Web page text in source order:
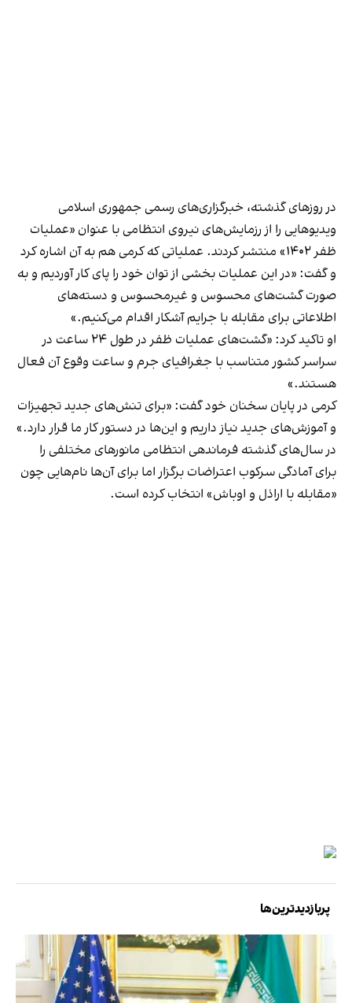
در روزهای گذشته، خبرگزاری‌های رسمی جمهوری اسلامی
ویدیوهایی را از رزمایش‌های نیروی انتظامی با عنوان «عملیات
ظفر ۱۴۰۲» منتشر کردند. عملیاتی که کرمی هم به آن اشاره کرد
و گفت: «در این عملیات بخشی از توان خود را پای کار آوردیم و به
صورت گشت‌های محسوس و غیر‌محسوس و دسته‌های
اطلاعاتی برای مقابله با جرایم آشکار اقدام می‌کنیم.»
او تاکید کرد: «گشت‌های عملیات ظفر در طول ۲۴ ساعت در
سراسر کشور متناسب با جغرافیای جرم و ساعت وقوع آن فعال
هستند.»
کرمی در پایان سخنان خود گفت: «برای تنش‌های جدید تجهیزات
و آموزش‌های جدید نیاز داریم و این‌ها در دستور کار ما قرار دارد.»
در سال‌های گذشته فرماندهی انتظامی مانورهای مختلفی را
برای آمادگی سرکوب اعتراضات برگزار اما برای آن‌ها نام‌هایی چون
«مقابله با اراذل و اوباش» انتخاب کرده است.
پربازدیدترین‌ها